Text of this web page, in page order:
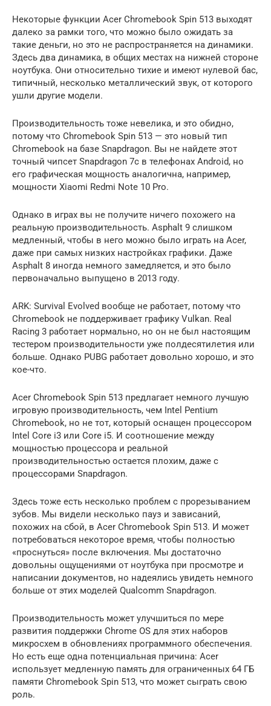
Некоторые функции Acer Chromebook Spin 513 выходят
далеко за рамки того, что можно было ожидать за
такие деньги, но это не распространяется на динамики.
Здесь два динамика, в общих местах на нижней стороне
ноутбука. Они относительно тихие и имеют нулевой бас,
типичный, несколько металлический звук, от которого
ушли другие модели.
Производительность тоже невелика, и это обидно,
потому что Chromebook Spin 513 — это новый тип
Chromebook на базе Snapdragon. Вы не найдете этот
точный чипсет Snapdragon 7c в телефонах Android, но
его графическая мощность аналогична, например,
мощности Xiaomi Redmi Note 10 Pro.
Однако в играх вы не получите ничего похожего на
реальную производительность. Asphalt 9 слишком
медленный, чтобы в него можно было играть на Acer,
даже при самых низких настройках графики. Даже
Asphalt 8 иногда немного замедляется, и это было
первоначально выпущено в 2013 году.
ARK: Survival Evolved вообще не работает, потому что
Chromebook не поддерживает графику Vulkan. Real
Racing 3 работает нормально, но он не был настоящим
тестером производительности уже полдесятилетия или
больше. Однако PUBG работает довольно хорошо, и это
кое-что.
Acer Chromebook Spin 513 предлагает немного лучшую
игровую производительность, чем Intel Pentium
Chromebook, но не тот, который оснащен процессором
Intel Core i3 или Core i5. И соотношение между
мощностью процессора и реальной
производительностью остается плохим, даже с
процессорами Snapdragon.
Здесь тоже есть несколько проблем с прорезыванием
зубов. Мы видели несколько пауз и зависаний,
похожих на сбой, в Acer Chromebook Spin 513. И может
потребоваться некоторое время, чтобы полностью
«проснуться» после включения. Мы достаточно
довольны ощущениями от ноутбука при просмотре и
написании документов, но надеялись увидеть немного
больше от этих моделей Qualcomm Snapdragon.
Производительность может улучшиться по мере
развития поддержки Chrome OS для этих наборов
микросхем в обновлениях программного обеспечения.
Но есть еще одна потенциальная причина: Acer
использует медленную память для ограниченных 64 ГБ
памяти Chromebook Spin 513, что может сыграть свою
роль.